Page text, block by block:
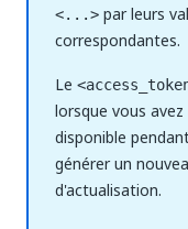
<...> par leurs
correspondantes.
Le
lorsque vous
disponible
générer un
d'actualisation.